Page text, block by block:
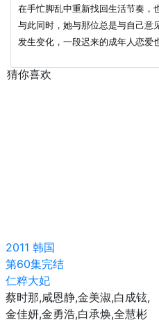
在手忙脚乱中重新找回生活节奏，
与此同时，她与那位总是与自己意
发生变化，一段迟来的成年人恋爱
猜你喜欢
2011 韩国
第60集完结
仁粹大妃
蔡时那,咸恩静,金美淑,白成铉,
金佳妍,金勇浩,白承焕,全慧彬